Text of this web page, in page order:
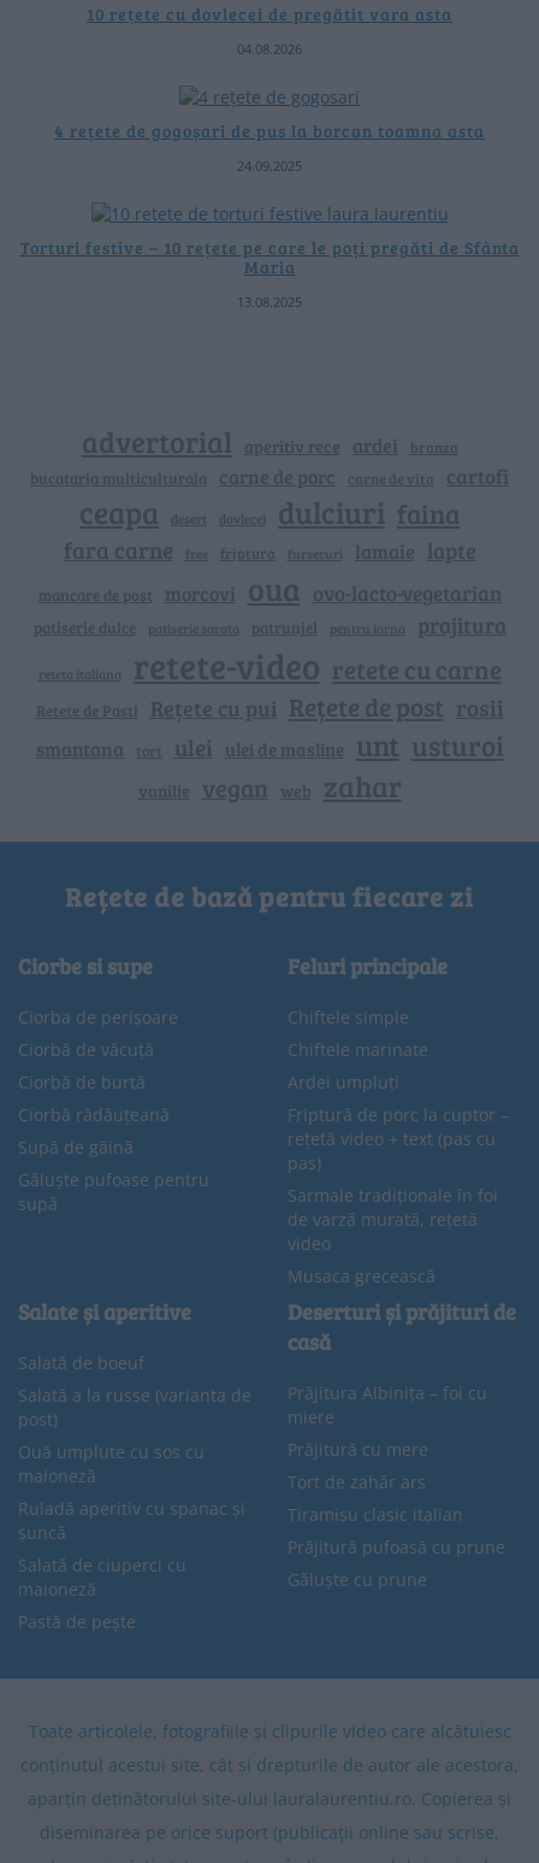
10 rețete cu dovlecei de pregătit vara asta
04.08.2026
4 rețete de gogoșari de pus la borcan toamna asta
24.09.2025
Torturi festive – 10 rețete pe care le poți pregăti de Sfânta
Maria
13.08.2025
advertorial aperitiv rece ardei branza
bucataria multiculturala carne de porc carne de vita cartofi
ceapa desert dovlecei dulciuri faina
fara carne free friptura fursecuri lamaie lapte
mancare de post morcovi oua ovo-lacto-vegetarian
patiserie dulce patiserie sarata patrunjel pentru iarna prajitura
reteta italiana retete-video retete cu carne
Retete de Pasti Rețete cu pui Rețete de post rosii
smantana tort ulei ulei de masline unt usturoi
vanilie vegan web zahar
Rețete de bază pentru fiecare zi
Ciorbe si supe
Ciorba de perișoare
Ciorbă de văcuță
Ciorbă de burtă
Ciorbă rădăuțeană
Supă de găină
Găluște pufoase pentru
supă
Feluri principale
Chiftele simple
Chiftele marinate
Ardei umpluți
Friptură de porc la cuptor –
rețetă video + text (pas cu
pas)
Sarmale tradiționale în foi
de varză murată, rețetă
video
Musaca grecească
Salate și aperitive
Salată de boeuf
Salată a la russe (varianta de
post)
Ouă umplute cu sos cu
maioneză
Ruladă aperitiv cu spanac și
șuncă
Salată de ciuperci cu
maioneză
Pastă de pește
Deserturi și prăjituri de
casă
Prăjitura Albinița – foi cu
miere
Prăjitură cu mere
Tort de zahăr ars
Tiramisu clasic italian
Prăjitură pufoasă cu prune
Găluște cu prune
Toate articolele, fotografiile și clipurile video care alcătuiesc
conținutul acestui site, cât și drepturile de autor ale acestora,
aparțin deținătorului site-ului lauralaurentiu.ro. Copierea și
diseminarea pe orice suport (publicații online sau scrise,